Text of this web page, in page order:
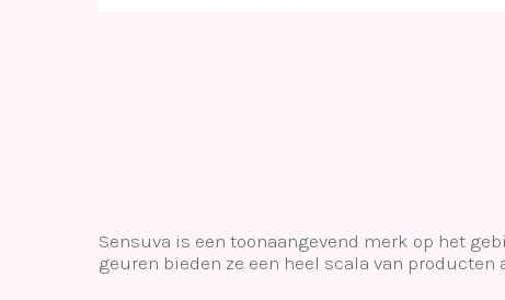
Sensuva is een toonaangevend merk op het
geuren bieden ze een heel scala van